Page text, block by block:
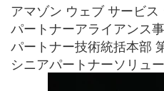
アマゾン ウェブ サービ
パートナーアライアンス
パートナー技術統括本部
シニアパートナーソリュ